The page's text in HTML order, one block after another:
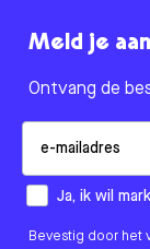
Meld je
Ontvang de
How would you
Ja, ik wil
Bevestig door het